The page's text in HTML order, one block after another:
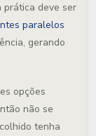
prática deve ser
paralelos
gerando
opções
não se
tenha